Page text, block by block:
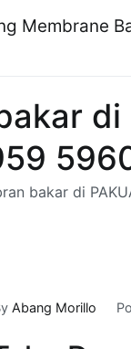
Membrane
di
bakar di
Abang Morillo